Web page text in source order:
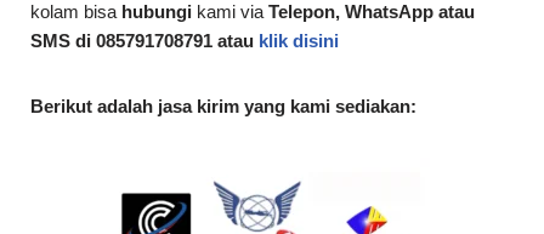
kolam bisa hubungi kami viaTelepon, WhatsApp atau
SMS di 085791708791 atau klik disini
Berikut adalah jasa kirim yang kami sediakan: